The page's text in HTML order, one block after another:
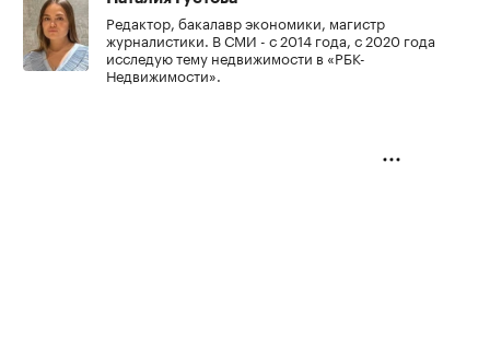
Редактор, бакалавр экономики, магистр
журналистики. В СМИ - с 2014 года, с 2020 года
исследую тему недвижимости в «РБК-
Недвижимости».